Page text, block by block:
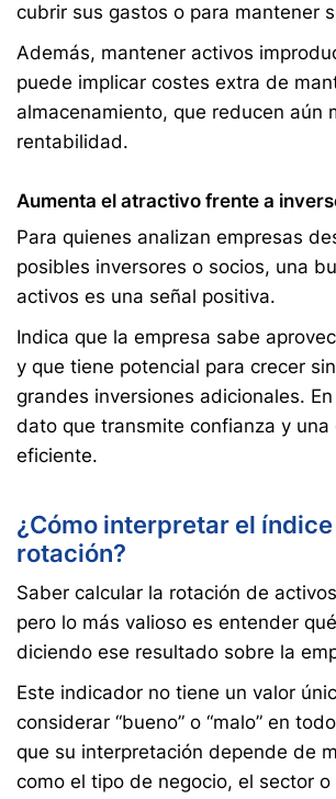
cubrir sus gastos o para mantener
Además, mantener activos
puede implicar costes extra de
almacenamiento, que reducen aún
rentabilidad.
Aumenta el atractivo frente a
Para quienes analizan empresas
posibles inversores o socios, una
activos es una señal positiva.
Indica que la empresa sabe
y que tiene potencial para crecer
grandes inversiones adicionales.
dato que transmite confianza y una
eficiente.
¿Cómo interpretar el
rotación?
Saber calcular la rotación de
pero lo más valioso es entender
diciendo ese resultado sobre la
Este indicador no tiene un valor
considerar “bueno” o “malo” en
que su interpretación depende de
como el tipo de negocio, el sector